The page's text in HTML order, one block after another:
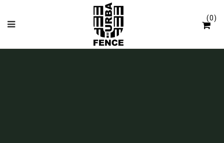
0
Panneau de gestion des cookies